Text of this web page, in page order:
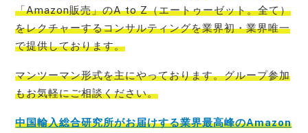
「Amazon販売」のA to Z（エートゥーゼット。全て）
をレクチャーするコンサルティングを業界初・業界唯一
で提供しております。
マンツーマン形式を主にやっております。グループ参加
もお気軽にご相談ください。
中国輸入総合研究所がお届けする業界最高峰のAmazon